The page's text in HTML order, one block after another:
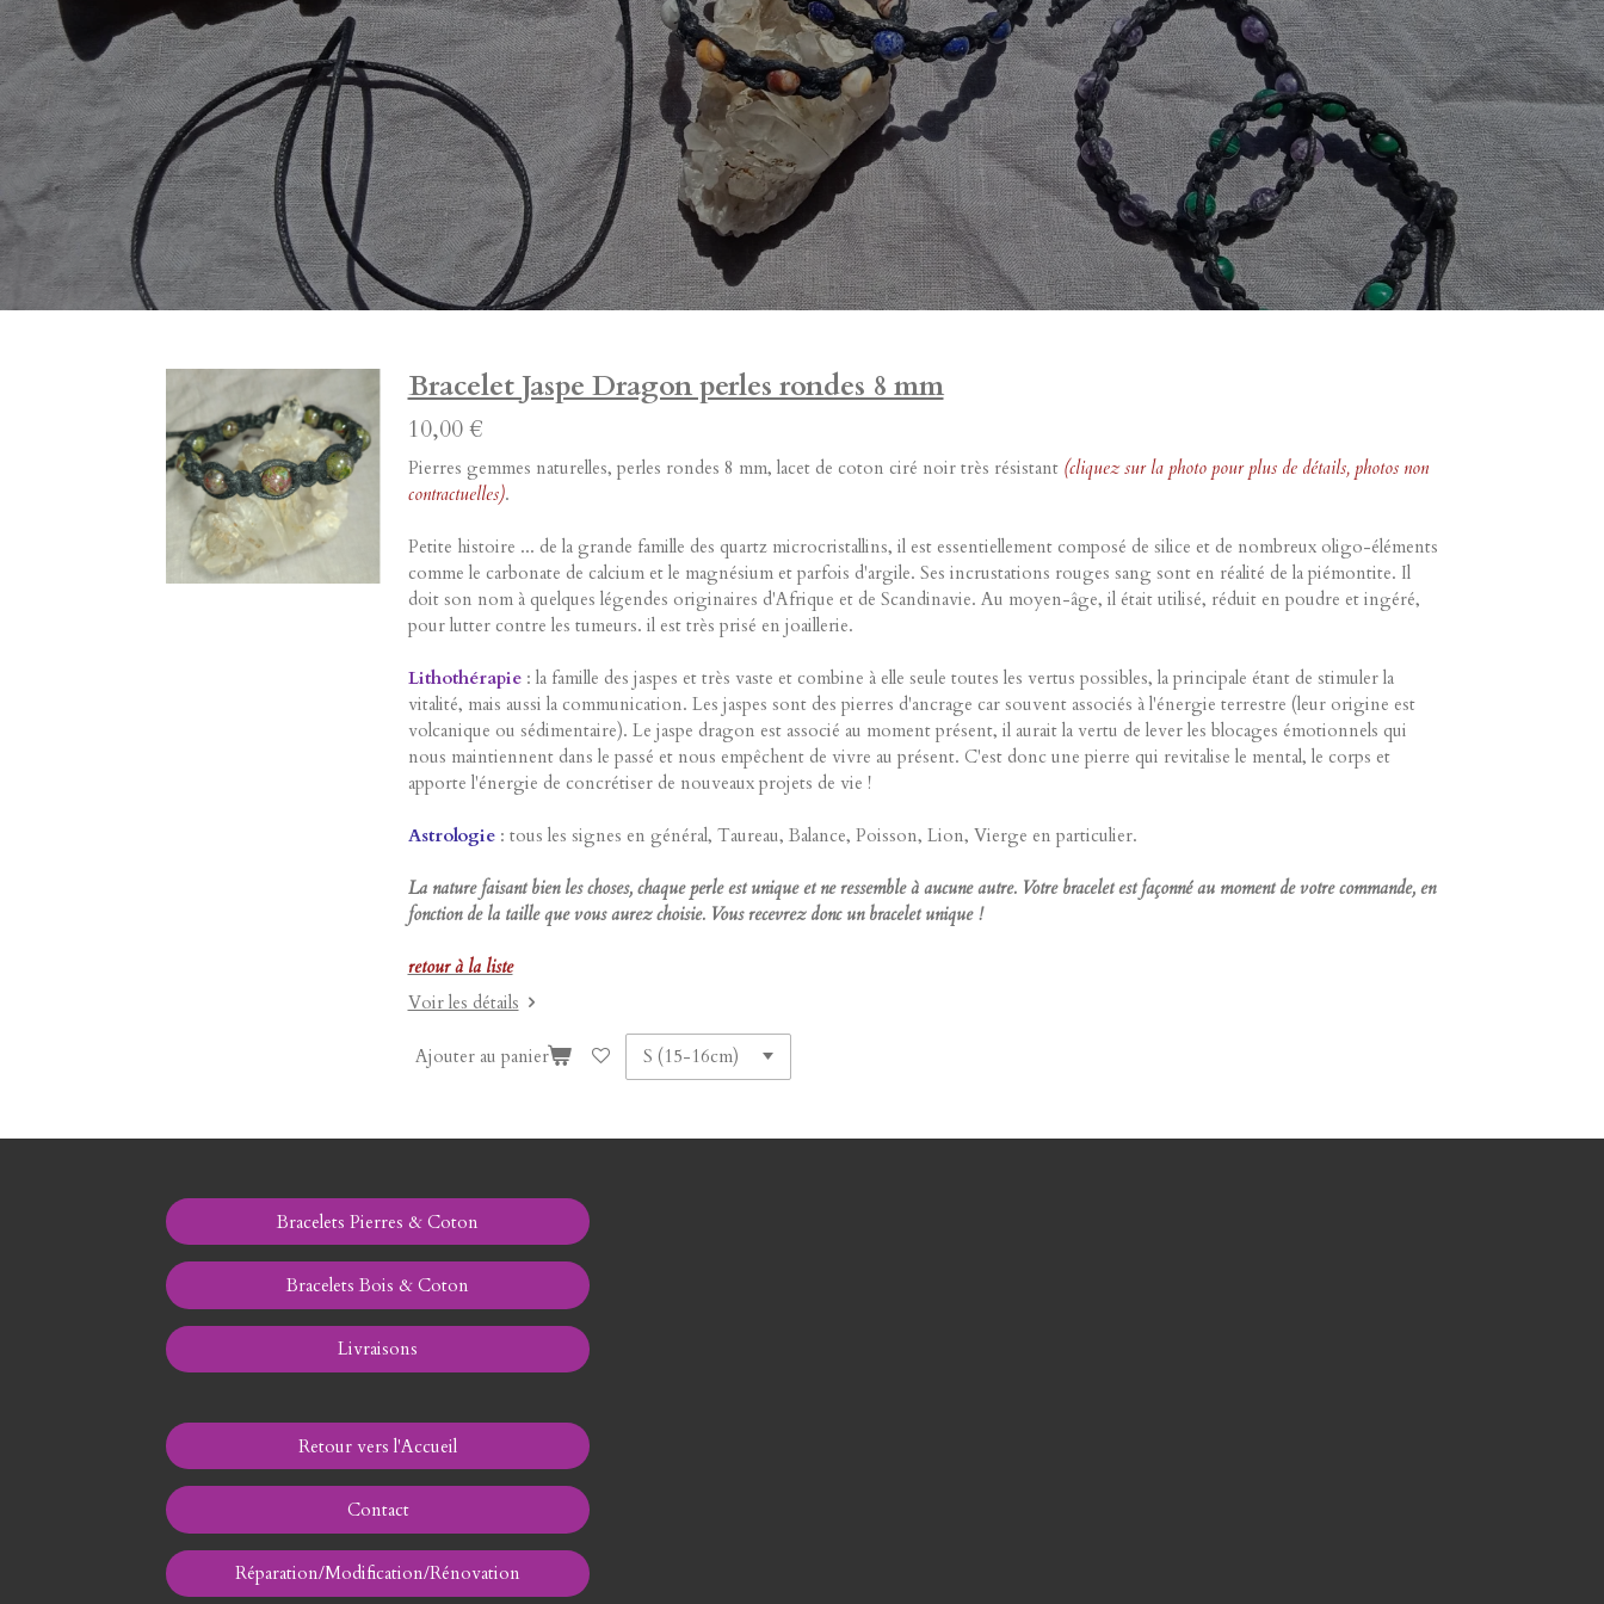
Bracelet Jaspe Dragon perles rondes 8 mm
10,00 €
Pierres gemmes naturelles, perles rondes 8 mm, lacet de coton ciré noir très résistant (cliquez sur la photo pour plus de détails, photos non
contractuelles).
Petite histoire ... de la grande famille des quartz microcristallins, il est essentiellement composé de silice et de nombreux oligo-éléments
comme le carbonate de calcium et le magnésium et parfois d'argile. Ses incrustations rouges sang sont en réalité de la piémontite. Il
doit son nom à quelques légendes originaires d'Afrique et de Scandinavie. Au moyen-âge, il était utilisé, réduit en poudre et ingéré,
pour lutter contre les tumeurs. il est très prisé en joaillerie.
Lithothérapie : la famille des jaspes et très vaste et combine à elle seule toutes les vertus possibles, la principale étant de stimuler la
vitalité, mais aussi la communication. Les jaspes sont des pierres d'ancrage car souvent associés à l'énergie terrestre (leur origine est
volcanique ou sédimentaire). Le jaspe dragon est associé au moment présent, il aurait la vertu de lever les blocages émotionnels qui
nous maintiennent dans le passé et nous empêchent de vivre au présent. C'est donc une pierre qui revitalise le mental, le corps et
apporte l'énergie de concrétiser de nouveaux projets de vie !
Astrologie: tous les signes en général, Taureau, Balance, Poisson, Lion, Vierge en particulier.
La nature faisant bien les choses, chaque perle est unique et ne ressemble à aucune autre. Votre bracelet est façonné au moment de votre commande, en
fonction de la taille que vous aurez choisie. Vous recevrez donc un bracelet unique !
retour à la liste
Voir les détails
Ajouter au panier
Bracelets Pierres & Coton
Bracelets Bois & Coton
Livraisons
Retour vers l'Accueil
Contact
Réparation/Modification/Rénovation